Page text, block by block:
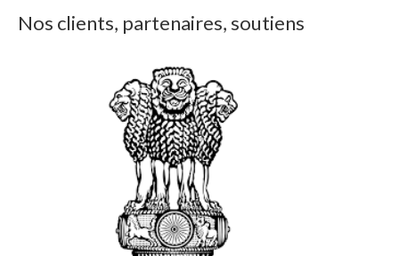
Nos clients, partenaires, soutiens